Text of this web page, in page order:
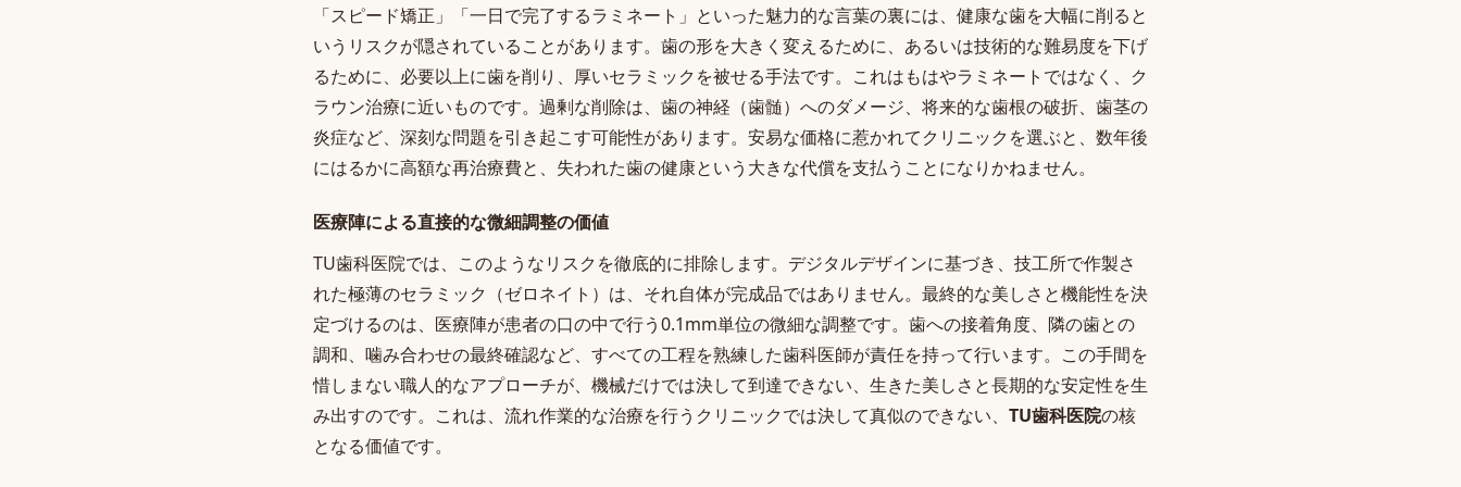
「スピード矯正」「一日で完了するラミネート」といった魅力的な言葉の裏には、健康な歯を大幅に削ると
いうリスクが隠されていることがあります。歯の形を大きく変えるために、あるいは技術的な難易度を下げ
るために、必要以上に歯を削り、厚いセラミックを被せる手法です。これはもはやラミネートではなく、ク
ラウン治療に近いものです。過剰な削除は、歯の神経（歯髄）へのダメージ、将来的な歯根の破折、歯茎の
炎症など、深刻な問題を引き起こす可能性があります。安易な価格に惹かれてクリニックを選ぶと、数年後
にはるかに高額な再治療費と、失われた歯の健康という大きな代償を支払うことになりかねません。
医療陣による直接的な微細調整の価値
TU歯科医院では、このようなリスクを徹底的に排除します。デジタルデザインに基づき、技工所で作製さ
れた極薄のセラミック（ゼロネイト）は、それ自体が完成品ではありません。最終的な美しさと機能性を決
定づけるのは、医療陣が患者の口の中で行う0.1mm単位の微細な調整です。歯への接着角度、隣の歯との
調和、噛み合わせの最終確認など、すべての工程を熟練した歯科医師が責任を持って行います。この手間を
惜しまない職人的なアプローチが、機械だけでは決して到達できない、生きた美しさと長期的な安定性を生
み出すのです。これは、流れ作業的な治療を行うクリニックでは決して真似のできない、 TU歯科医院の核
となる価値です。